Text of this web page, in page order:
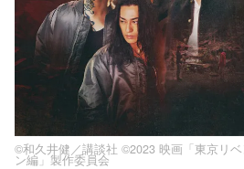
©和久井健／講談社 ©2023 映画「東京リ
ン編」製作委員会